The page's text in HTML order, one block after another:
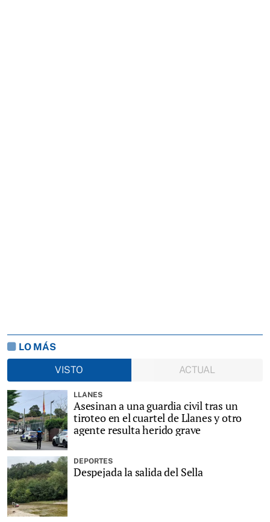
LO MÁS
VISTO
ACTUAL
LLANES
Asesinan a una guardia civil tras un
tiroteo en el cuartel de Llanes y otro
agente resulta herido grave
DEPORTES
Despejada la salida del Sella